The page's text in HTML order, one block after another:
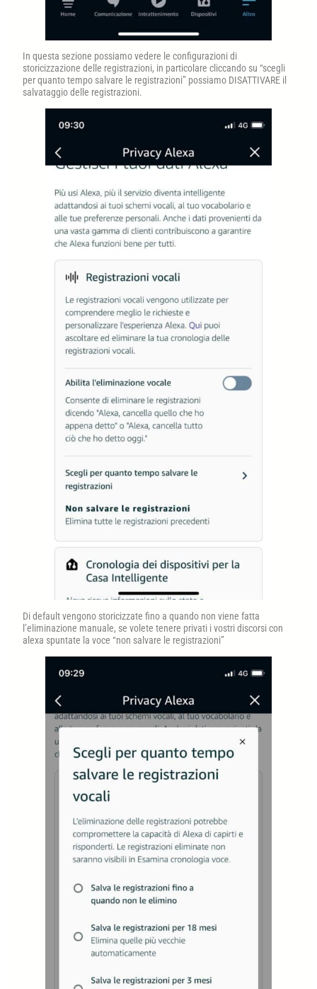
In questa sezione possiamo vedere le configurazioni di
storicizzazione delle registrazioni, in particolare cliccando su “scegli
per quanto tempo salvare le registrazioni” possiamo DISATTIVARE il
salvataggio delle registrazioni.
Di default vengono storicizzate fino a quando non viene fatta
l’eliminazione manuale, se volete tenere privati i vostri discorsi con
alexa spuntate la voce “non salvare le registrazioni”